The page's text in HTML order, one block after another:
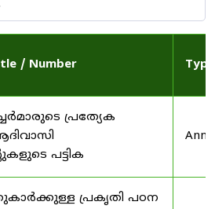
/ Number Type
പ്രത്യേക
പട്ടിക
പ്രകൃതി പഠന